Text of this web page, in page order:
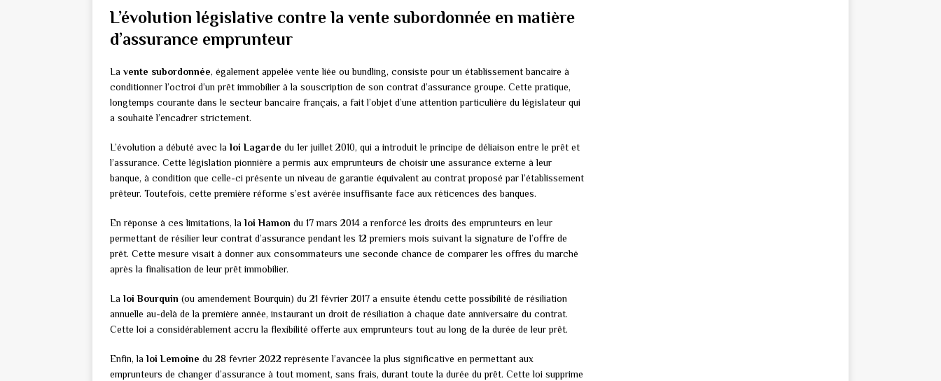
L’évolution législative contre la vente subordonnée en matière
d’assurance emprunteur
La vente subordonnée, également appelée vente liée ou bundling, consiste pour un établissement bancaire à
conditionner l’octroi d’un prêt immobilier à la souscription de son contrat d’assurance groupe. Cette pratique,
longtemps courante dans le secteur bancaire français, a fait l’objet d’une attention particulière du législateur qui
a souhaité l’encadrer strictement.
L’évolution a débuté avec la loi Lagarde du 1er juillet 2010, qui a introduit le principe de déliaison entre le prêt et
l’assurance. Cette législation pionnière a permis aux emprunteurs de choisir une assurance externe à leur
banque, à condition que celle-ci présente un niveau de garantie équivalent au contrat proposé par l’établissement
prêteur. Toutefois, cette première réforme s’est avérée insuffisante face aux réticences des banques.
En réponse à ces limitations, la loi Hamon du 17 mars 2014 a renforcé les droits des emprunteurs en leur
permettant de résilier leur contrat d’assurance pendant les 12 premiers mois suivant la signature de l’offre de
prêt. Cette mesure visait à donner aux consommateurs une seconde chance de comparer les offres du marché
après la finalisation de leur prêt immobilier.
La loi Bourquin (ou amendement Bourquin) du 21 février 2017 a ensuite étendu cette possibilité de résiliation
annuelle au-delà de la première année, instaurant un droit de résiliation à chaque date anniversaire du contrat.
Cette loi a considérablement accru la flexibilité offerte aux emprunteurs tout au long de la durée de leur prêt.
Enfin, la loi Lemoine du 28 février 2022 représente l’avancée la plus significative en permettant aux
emprunteurs de changer d’assurance à tout moment, sans frais, durant toute la durée du prêt. Cette loi supprime